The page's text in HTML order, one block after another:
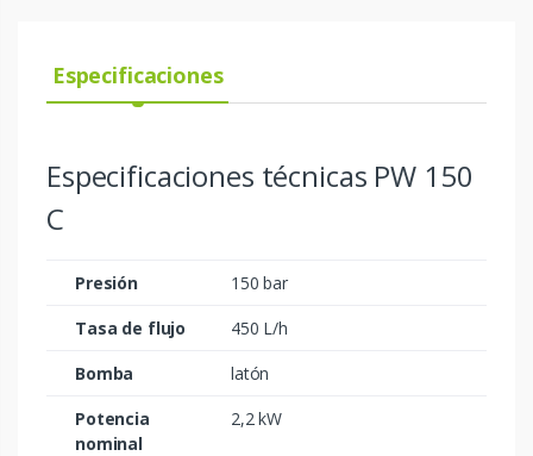
Especificaciones
Especificaciones técnicas PW 150
C
Presión
150 bar
Tasa de flujo
450 L/h
Bomba
latón
Potencia
nominal
2,2 kW